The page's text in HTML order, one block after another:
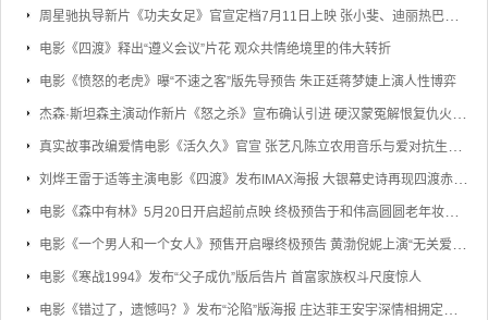
周星驰执导新片《功夫女足》官宣定档7月11日上映 张小斐、迪丽热巴、张艺兴领衔主演
电影《四渡》释出“遵义会议”片花 观众共情绝境里的伟大转折
电影《愤怒的老虎》曝“不速之客”版先导预告 朱正廷蒋梦婕上演人性博弈
杰森·斯坦森主演动作新片《怒之杀》宣布确认引进 硬汉蒙冤解恨复仇火力全开
真实故事改编爱情电影《活久久》官宣 张艺凡陈立农用音乐与爱对抗生命倒计时
刘烨王雷于适等主演电影《四渡》发布IMAX海报 大银幕史诗再现四渡赤水的军事奇迹
电影《森中有林》5月20日开启超前点映 终极预告于和伟高圆圆老年妆首度曝光
电影《一个男人和一个女人》预售开启曝终极预告 黄渤倪妮上演“无关爱情的邂逅”
电影《寒战1994》发布“父子成仇”版后告片 首富家族权斗尺度惊人
电影《错过了，遗憾吗？》发布“沦陷”版海报 庄达菲王安宇深情相拥定格心动瞬间